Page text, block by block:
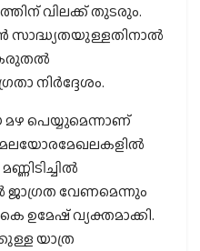
വിലക്ക് തുടരും.
സാദ്ധ്യതയുള്ളതിനാൽ
നിർദ്ദേശം.
പെയ്യുമെന്നാണ്
മലയോരമേഖലകളിൽ
വേണമെന്നും
ഉമേഷ് വ്യക്തമാക്കി.
യാത്ര